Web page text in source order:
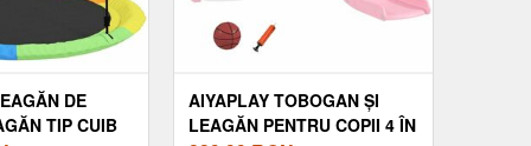
DE
TIP CUIB
AIYAPLAY TOBOGAN ȘI
LEAGĂN PENTRU COPII 4 ÎN